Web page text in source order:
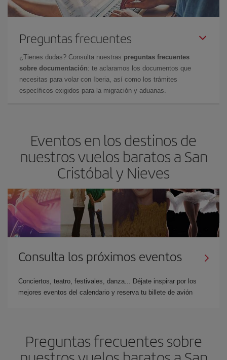
Preguntas frecuentes
¿Tienes dudas? Consulta nuestras preguntas frecuentes
sobre documentación: te aclaramos los documentos que
necesitas para volar con Iberia, así como los trámites
específicos exigidos para la migración y aduanas.
Eventos en los destinos de
nuestros vuelos baratos a San
Cristóbal y Nieves
Consulta los próximos eventos
Conciertos, teatro, festivales, danza... Déjate inspirar por los
mejores eventos del calendario y reserva tu billete de avión
Preguntas frecuentes sobre